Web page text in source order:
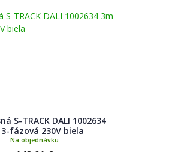
S-TRACK DALI 1002634
fázová 230V biela
Na objednávku